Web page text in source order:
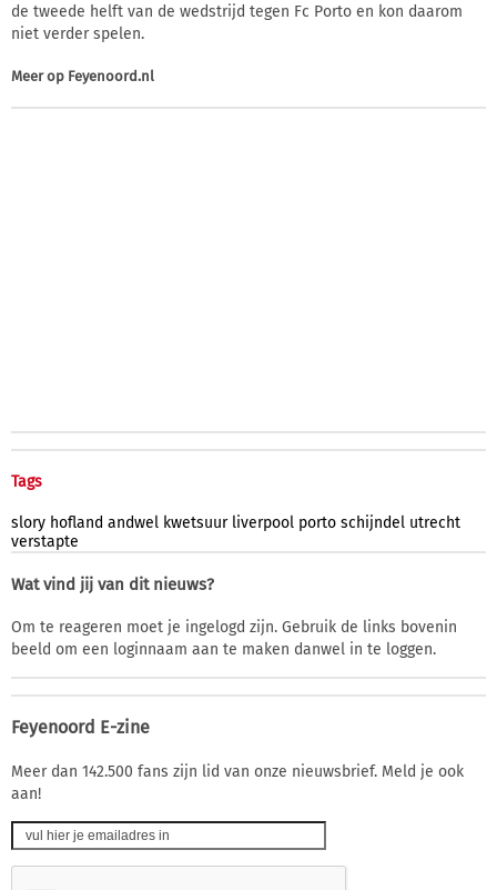
de tweede helft van de wedstrijd tegen Fc Porto en kon daarom
niet verder spelen.
Meer op Feyenoord.nl
Tags
slory hofland andwel kwetsuur liverpool porto schijndel utrecht
verstapte
Wat vind jij van dit nieuws?
Om te reageren moet je ingelogd zijn. Gebruik de links bovenin
beeld om een loginnaam aan te maken danwel in te loggen.
Feyenoord E-zine
Meer dan 142.500 fans zijn lid van onze nieuwsbrief. Meld je ook
aan!